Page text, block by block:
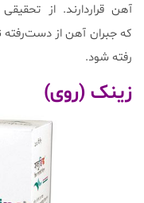
آهن قراردارند. از
که جبران آهن از
رفته شود.
زینک (روی)